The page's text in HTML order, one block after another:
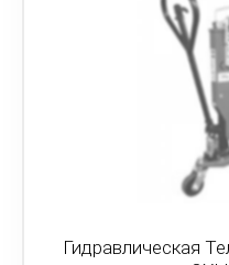
Гидравлическая